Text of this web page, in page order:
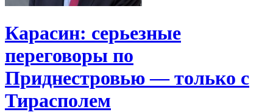
Карасин: серьезные
переговоры по
Приднестровью — только с
Тирасполем